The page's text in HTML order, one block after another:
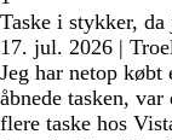
Taske i stykker,
17. jul. 2026 |
Jeg har netop købt
åbnede tasken,
flere taske hos